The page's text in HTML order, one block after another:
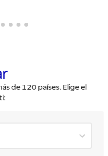
de 120 países. Elige el